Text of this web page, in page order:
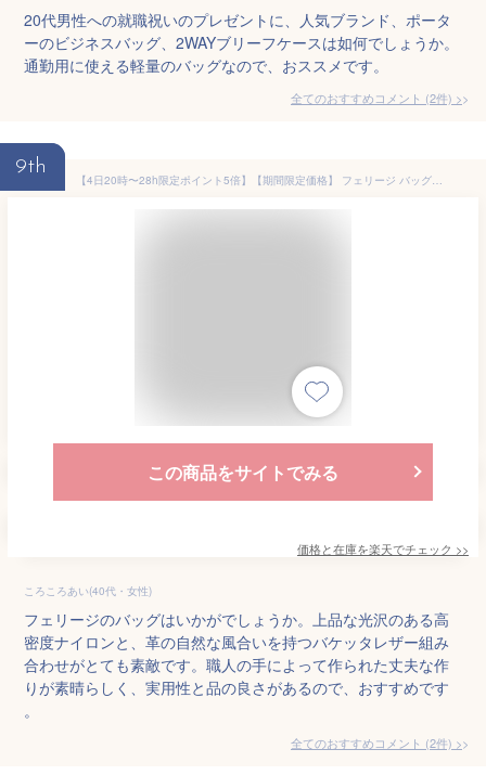
20代男性への就職祝いのプレゼントに、人気ブランド、ポータ
ーのビジネスバッグ、2WAYブリーフケースは如何でしょうか。
通勤用に使える軽量のバッグなので、おススメです。
全てのおすすめコメント (2件) >
9th
【4日20時〜28h限定ポイント5倍】【期間限定価格】 フェリージ バッグ ビジネスバッグ ブリーフケース トートバッグ FELISI 12/39 DS 選べるカラー
この商品をサイトでみる
価格と在庫を楽天でチェック >>
ころころあい(40代・女性)
フェリージのバッグはいかがでしょうか。上品な光沢のある高
密度ナイロンと、革の自然な風合いを持つバケッタレザー組み
合わせがとても素敵です。職人の手によって作られた丈夫な作
りが素晴らしく、実用性と品の良さがあるので、おすすめです
。
全てのおすすめコメント (2件) >